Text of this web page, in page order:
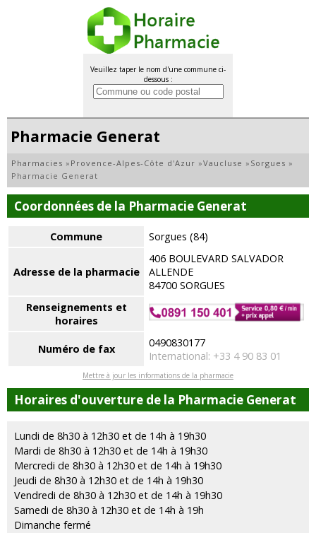
Veuillez taper le nom d'une commune ci-
dessous :
Pharmacie Generat
Pharmacies » Provence-Alpes-Côte d'Azur »Vaucluse » Sorgues »
Pharmacie Generat
Coordonnées de la Pharmacie Generat
Commune Sorgues (84)
Adresse de la pharmacie
406 BOULEVARD SALVADOR
ALLENDE
84700 SORGUES
Renseignements et
horaires
Numéro de fax
0490830177
International: +33 4 90 83 01
Mettre à jour les informations de la pharmacie
Horaires d'ouverture de la Pharmacie Generat
Lundi de 8h30 à 12h30 et de 14h à 19h30
Mardi de 8h30 à 12h30 et de 14h à 19h30
Mercredi de 8h30 à 12h30 et de 14h à 19h30
Jeudi de 8h30 à 12h30 et de 14h à 19h30
Vendredi de 8h30 à 12h30 et de 14h à 19h30
Samedi de 8h30 à 12h30 et de 14h à 19h
Dimanche fermé